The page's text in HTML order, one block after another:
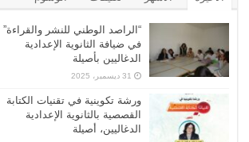
“الراصد الوطني للنشر والقراءة”
في ضيافة الثانوية الإعدادية
الدغاليين بأصيلة
31 ديسمبر، 2025
ورشة تكوينية في تقنيات الكتابة
القصصية بالثانوية الإعدادية
الدغاليين، أصيلة